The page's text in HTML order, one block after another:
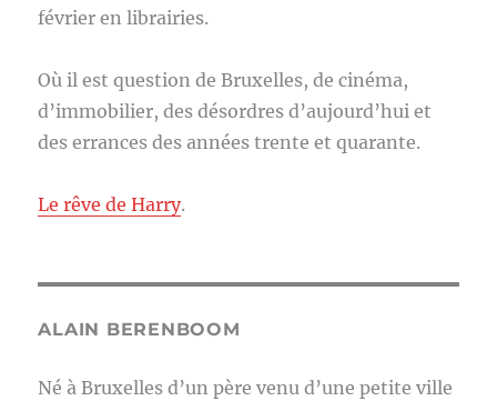
février en librairies.
Où il est question de Bruxelles, de cinéma,
d’immobilier, des désordres d’aujourd’hui et
des errances des années trente et quarante.
Le rêve de Harry.
ALAIN BERENBOOM
Né à Bruxelles d’un père venu d’une petite ville